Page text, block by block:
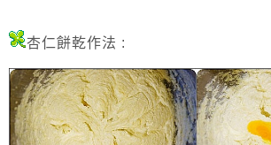
杏仁餅乾作法 :